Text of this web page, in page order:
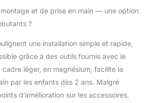
alliage de
draisienne résiste à
la corrosion, aux
vibrations et aux
chocs pendant
l'utilisation. Les
couleurs pastel du
et de prise en main — une option
?
une installation simple et rapide,
grâce à des outils fournis avec le
cadre léger, en magnésium, facilite la
par les enfants dès 2 ans. Malgré
d’amélioration sur les accessoires,